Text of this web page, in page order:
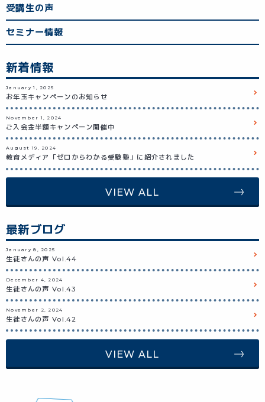
イベント情報
キャンペーン情報
国際交流ラウンジ
VIEW All
おもろ一言英会話フレーズ
お知らせ
先生のブログ
勉強方法
国際交流ラウンジ
映画で学ぶ英会話
生徒さんの声
VIEW All
受講生の声
セミナー情報
新着情報
January 1, 2025
お年玉キャンペーンのお知らせ
November 1, 2024
ご入会金半額キャンペーン開催中
August 19, 2024
教育メディア「ゼロからわかる受験塾」に紹介されました
VIEW ALL
最新ブログ
January 8, 2025
生徒さんの声 Vol.44
December 4, 2024
生徒さんの声 Vol.43
November 2, 2024
生徒さんの声 Vol.42
VIEW ALL